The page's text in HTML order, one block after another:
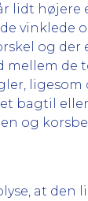
lidt højere
vinklede
og der
mellem de
ligesom
bagtil
og
at den